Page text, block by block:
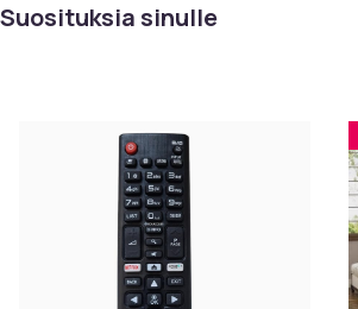
Suosituksia sinulle